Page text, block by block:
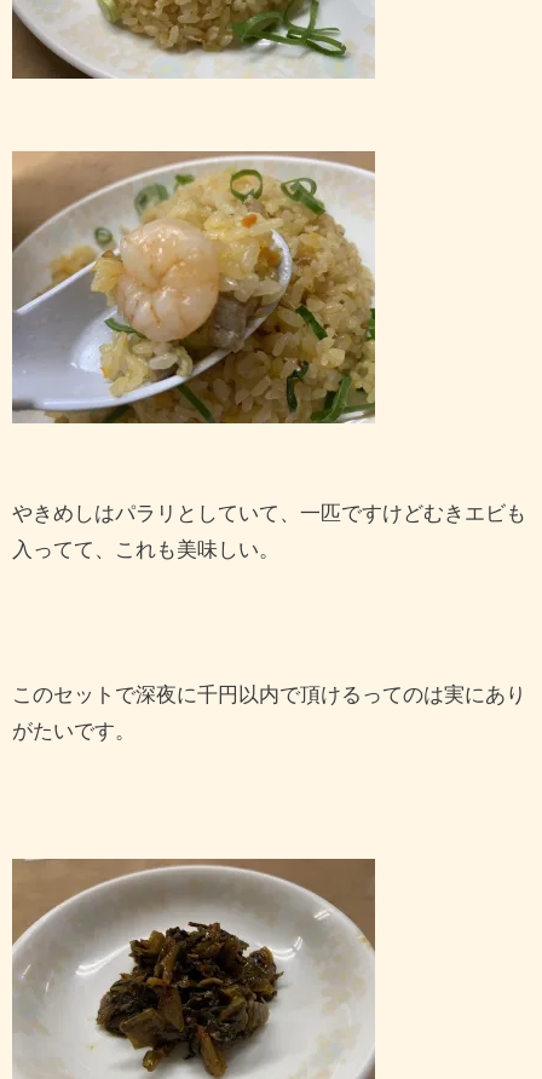
やきめしはパラリとしていて、一匹ですけどむきエビも
入ってて、これも美味しい。
このセットで深夜に千円以内で頂けるってのは実にあり
がたいです。